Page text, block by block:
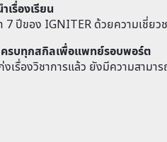
เรื่องเรียน
7 ปีของ IGNITER ด้วยความเชี่
รบทุกสกิลเพื่อแพทย์รอบพอร์ต
งเรื่องวิชาการแล้ว ยังมีความส